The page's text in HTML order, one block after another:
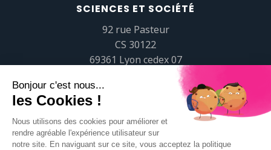
SCIENCES ET SOCIÉTÉ
92 rue Pasteur
CS 30122
69361 Lyon cedex 07
popsciences@universite-lyon.fr
Tél.+33 (0)4 37 37 82 01